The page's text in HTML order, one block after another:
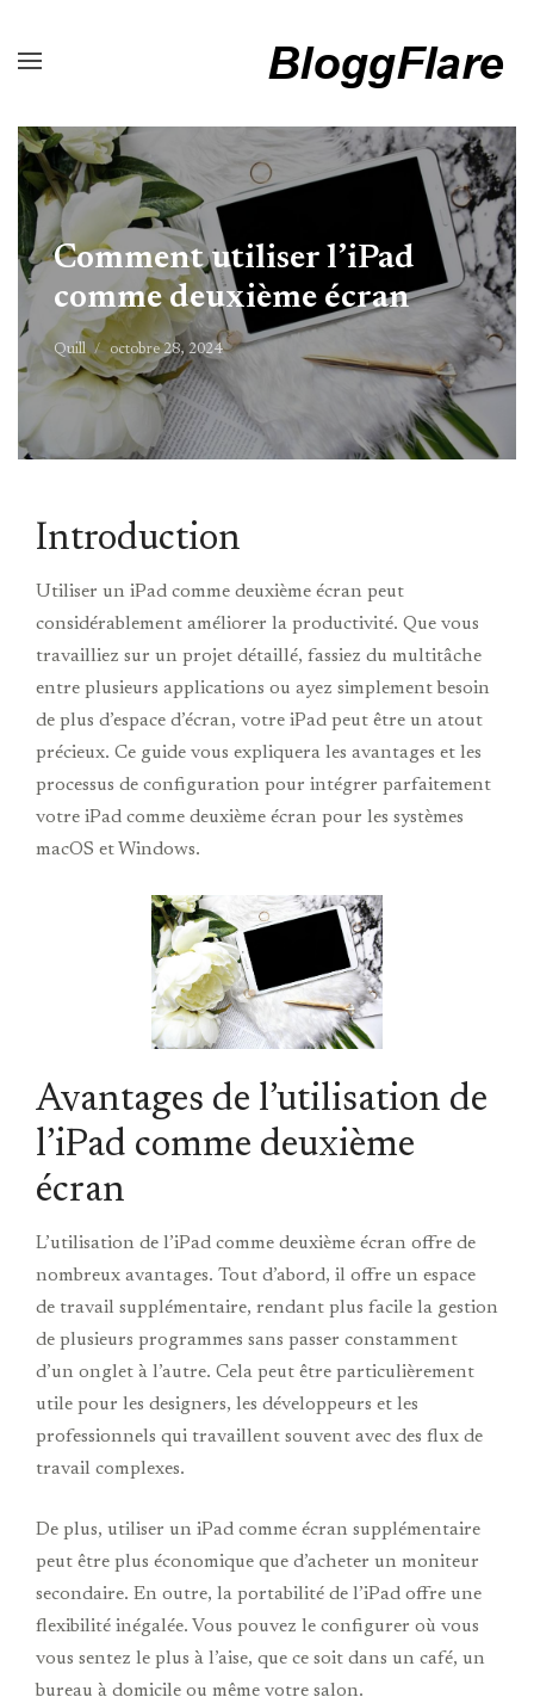
Comment utiliser l’iPad
comme deuxième écran
Quill octobre 28, 2024
Introduction
Utiliser un iPad comme deuxième écran peut
considérablement améliorer la productivité. Que vous
travailliez sur un projet détaillé, fassiez du multitâche
entre plusieurs applications ou ayez simplement besoin
de plus d’espace d’écran, votre iPad peut être un atout
précieux. Ce guide vous expliquera les avantages et les
processus de configuration pour intégrer parfaitement
votre iPad comme deuxième écran pour les systèmes
macOS et Windows.
Avantages de l’utilisation de
l’iPad comme deuxième
écran
L’utilisation de l’iPad comme deuxième écran offre de
nombreux avantages. Tout d’abord, il offre un espace
de travail supplémentaire, rendant plus facile la gestion
de plusieurs programmes sans passer constamment
d’un onglet à l’autre. Cela peut être particulièrement
utile pour les designers, les développeurs et les
professionnels qui travaillent souvent avec des flux de
travail complexes.
De plus, utiliser un iPad comme écran supplémentaire
peut être plus économique que d’acheter un moniteur
secondaire. En outre, la portabilité de l’iPad offre une
flexibilité inégalée. Vous pouvez le configurer où vous
vous sentez le plus à l’aise, que ce soit dans un café, un
bureau à domicile ou même votre salon.